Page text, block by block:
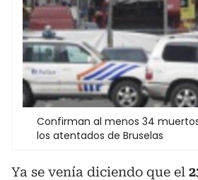
Confirman al menos 34
los atentados de Bruselas
Ya se venía diciendo que el